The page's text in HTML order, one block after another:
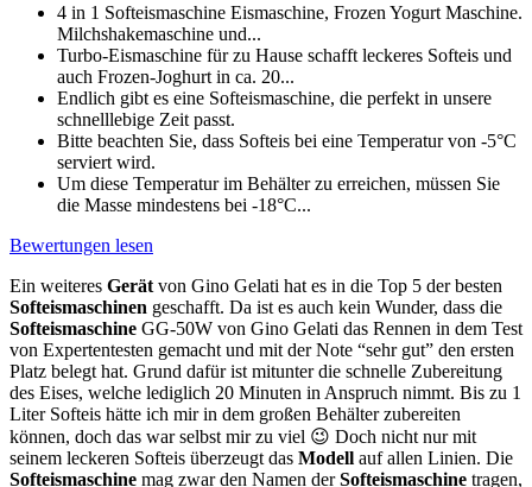
4 in 1 Softeismaschine Eismaschine, Frozen Yogurt Maschine.
Milchshakemaschine und...
Turbo-Eismaschine für zu Hause schafft leckeres Softeis und
auch Frozen-Joghurt in ca. 20...
Endlich gibt es eine Softeismaschine, die perfekt in unsere
schnelllebige Zeit passt.
Bitte beachten Sie, dass Softeis bei eine Temperatur von -5°C
serviert wird.
Um diese Temperatur im Behälter zu erreichen, müssen Sie
die Masse mindestens bei -18°C...
Bewertungen lesen
Ein weiteres Gerät von Gino Gelati hat es in die Top 5 der besten
Softeismaschinen geschafft. Da ist es auch kein Wunder, dass die
Softeismaschine GG-50W von Gino Gelati das Rennen in dem Test
von Expertentesten gemacht und mit der Note “sehr gut” den ersten
Platz belegt hat. Grund dafür ist mitunter die schnelle Zubereitung
des Eises, welche lediglich 20 Minuten in Anspruch nimmt. Bis zu 1
Liter Softeis hätte ich mir in dem großen Behälter zubereiten
können, doch das war selbst mir zu viel 😉 Doch nicht nur mit
seinem leckeren Softeis überzeugt das Modell auf allen Linien. Die
Softeismaschine mag zwar den Namen derSofteismaschine tragen,